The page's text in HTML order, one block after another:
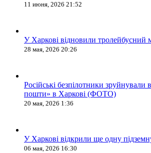
11 июня, 2026 21:52
У Харкові відновили тролейбусний
28 мая, 2026 20:26
Російські безпілотники зруйнували
пошти» в Харкові (ФОТО)
20 мая, 2026 1:36
У Харкові відкрили ще одну
06 мая, 2026 16:30